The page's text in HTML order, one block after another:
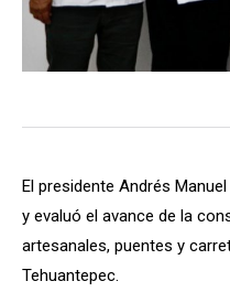
El presidente Andrés
y evaluó el avance de la
artesanales, puentes y
Tehuantepec.